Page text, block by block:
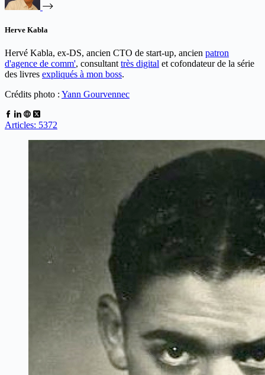
Herve Kabla
Hervé Kabla, ex-DS, ancien CTO de start-up, ancien patron
d'agence de comm', consultant très digital et cofondateur de la série
des livres expliqués à mon boss.
Crédits photo : Yann Gourvennec
Articles: 5372